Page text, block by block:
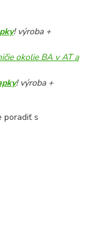
! výroba +
okolie BA v AT a
! výroba +
poradiť s